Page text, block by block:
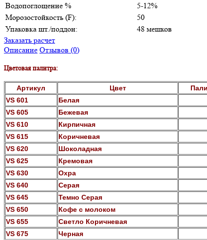
Водопоглощение %
5-12%
Морозостойкость (F):
50
Упаковка шт./поддон:
48 мешков
Заказать расчет
Описание Отзывов (0)
Цветовая палитра:
Артикул Цвет
VS 601
Белая
VS 605 Бежевая
VS 610 Кирпичная
VS 615 Коричневая
VS 620 Шоколадная
VS 625 Кремовая
VS 630 Охра
VS 640 Серая
VS 645 Темно Серая
VS 650 Кофе с молоком
VS 655 Светло Коричневая
VS 675 Черная